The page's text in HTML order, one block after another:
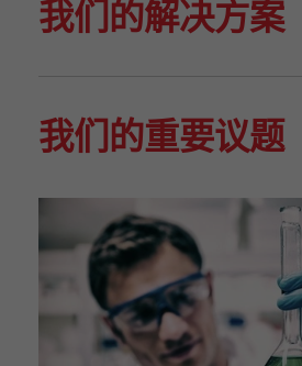
我们的解决方案
我们的重要议题